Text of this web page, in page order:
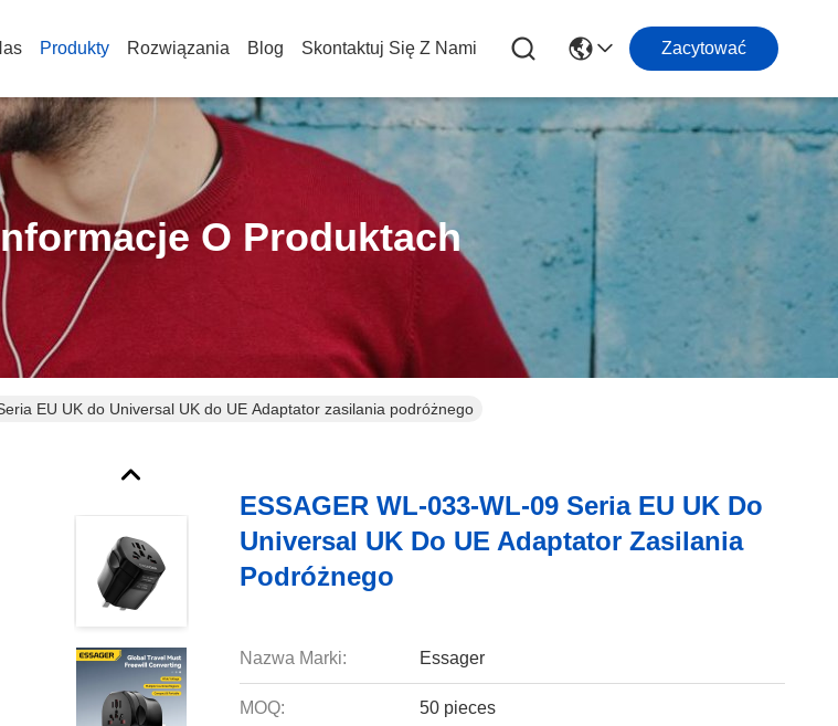
Produkty Rozwiązania Blog Skontaktuj Się Z Nami Zacytować
O Produktach
EU UK do Universal UK do UE Adaptator zasilania podróżnego
ESSAGER WL-033-WL-09 Seria EU UK Do
Universal UK Do UE Adaptator Zasilania
Podróżnego
Nazwa Marki: Essager
MOQ: 50 pieces